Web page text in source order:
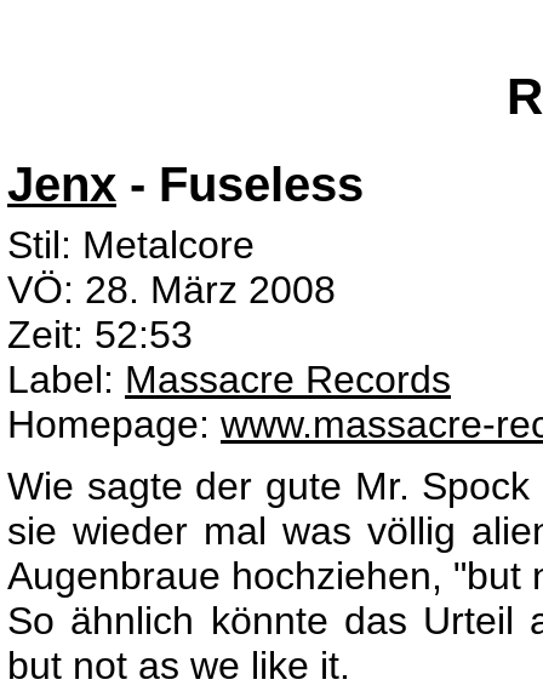
Jenx - Fuseless
Stil: Metalcore
VÖ: 28. März 2008
Zeit: 52:53
Label: Massacre Records
Homepage: www.massacre-
Wie sagte der gute Mr.
sie wieder mal was völlig
Augenbraue hochziehen, "but
So ähnlich könnte das Urteil
but not as we like it.